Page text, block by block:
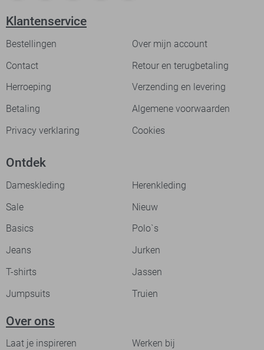
Klantenservice
Bestellingen
Over mijn account
Contact
Retour en terugbetaling
Herroeping
Verzending en levering
Betaling
Algemene voorwaarden
Privacy verklaring
Cookies
Ontdek
Dameskleding
Herenkleding
Sale
Nieuw
Basics
Polo`s
Jeans
Jurken
T-shirts
Jassen
Jumpsuits
Truien
Over ons
Laat je inspireren Werken bij